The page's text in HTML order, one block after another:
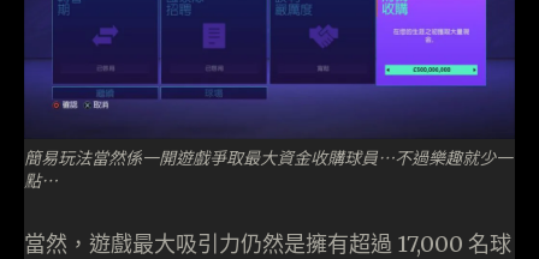
簡易玩法當然係一開遊戲爭取最大資金收購球員…不過樂趣就少一
點…
當然，遊戲最大吸引力仍然是擁有超過 17,000 名球